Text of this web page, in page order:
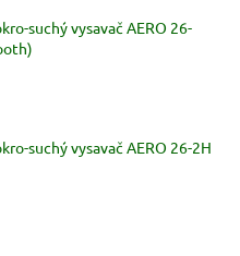
suchý vysavač AERO 26-
suchý vysavač AERO 26-2H